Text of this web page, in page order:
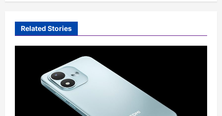
Related Stories